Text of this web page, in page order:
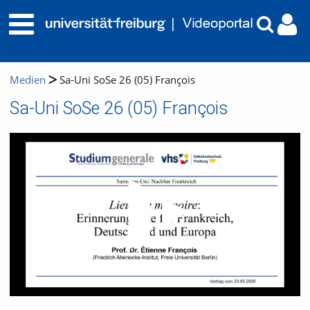
Medien Sa-Uni SoSe 26 (05) François
Sa-Uni SoSe 26 (05) François